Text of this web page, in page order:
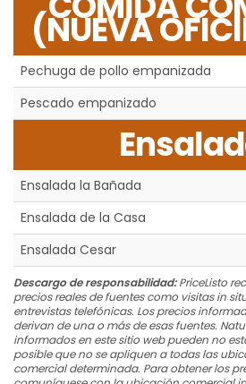
(NUEVA
Pechuga de pollo empanizada
Pescado empanizado
Ensalada la Bañada
Ensalada de la Casa
Ensalada Cesar
Descargo de responsabilidad:PriceListo
precios reales de fuentes como visitas in
entrevistas telefónicas. Los precios
derivan de una o más de esas fuentes.
informados en este sitio web pueden no
posible que no se apliquen a todas las
comercial determinada. Para obtener los